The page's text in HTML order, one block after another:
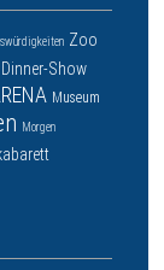
Zoo
Dinner-Show
Museum
Morgen